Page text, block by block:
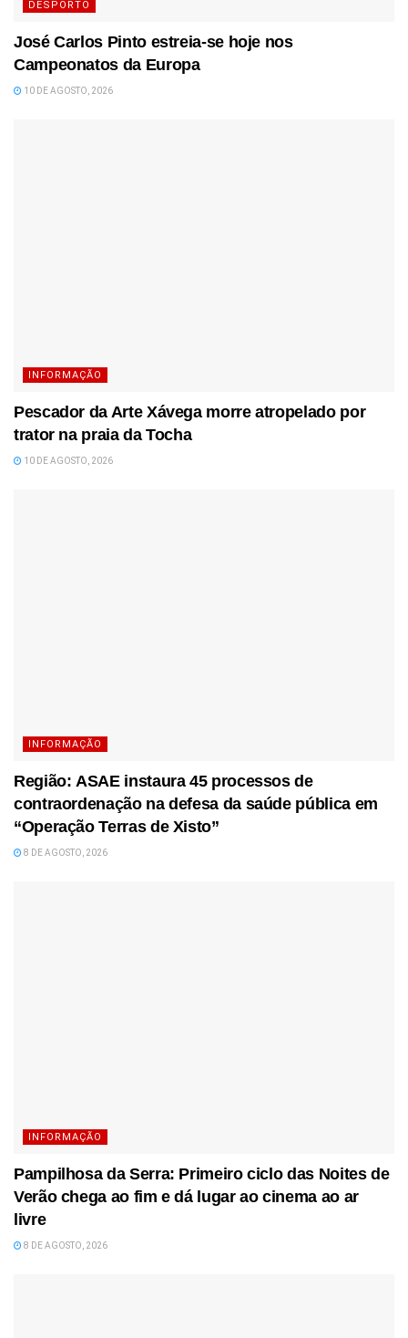
DESPORTO
José Carlos Pinto estreia-se hoje nos
Campeonatos da Europa
10 DE AGOSTO, 2026
INFORMAÇÃO
Pescador da Arte Xávega morre atropelado por
trator na praia da Tocha
10 DE AGOSTO, 2026
INFORMAÇÃO
Região: ASAE instaura 45 processos de
contraordenação na defesa da saúde pública em
“Operação Terras de Xisto”
8 DE AGOSTO, 2026
INFORMAÇÃO
Pampilhosa da Serra: Primeiro ciclo das Noites de
Verão chega ao fim e dá lugar ao cinema ao ar
livre
8 DE AGOSTO, 2026